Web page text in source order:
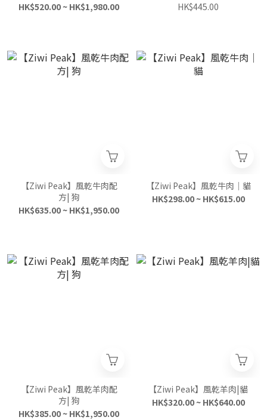
HK$520.00 ~ HK$1,980.00
HK$445.00
【Ziwi Peak】風乾牛肉配
方| 狗
HK$635.00 ~ HK$1,950.00
【Ziwi Peak】風乾牛肉｜貓
HK$298.00 ~ HK$615.00
【Ziwi Peak】風乾羊肉配
方| 狗
HK$385.00 ~ HK$1,950.00
【Ziwi Peak】風乾羊肉|貓
HK$320.00 ~ HK$640.00